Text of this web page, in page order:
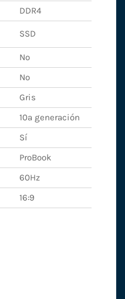
DDR4
SSD
No
No
Gris
10ª generación
Sí
ProBook
60Hz
16:9